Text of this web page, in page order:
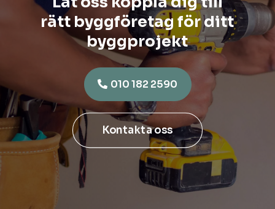
rätt byggföretag för ditt
byggprojekt
010 182 2590
Kontakta oss